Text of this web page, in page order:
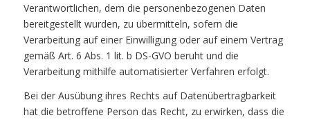
Verantwortlichen, dem die personenbezogenen Daten
bereitgestellt wurden, zu übermitteln, sofern die
Verarbeitung auf einer Einwilligung oder auf einem Vertrag
gemäß Art. 6 Abs. 1 lit. b DS-GVO beruht und die
Verarbeitung mithilfe automatisierter Verfahren erfolgt.
Bei der Ausübung ihres Rechts auf Datenübertragbarkeit
hat die betroffene Person das Recht, zu erwirken, dass die